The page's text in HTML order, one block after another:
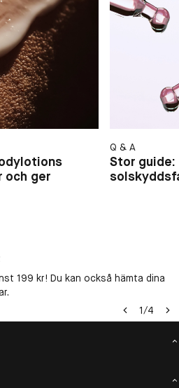
och ger
Q & A
Stor guide:
199 kr! Du kan också hämta dina
1/4